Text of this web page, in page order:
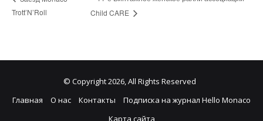
Trott’N’Roll
Child CARE
© Copyright 2026, All Rights Reserved
Главная
О нас Контакты
Подписка на журнал Hello Monaco
Карта сайта